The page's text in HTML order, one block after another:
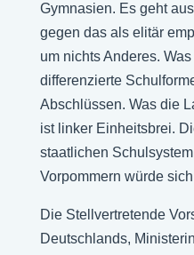
Gymnasien. Es geht
gegen das als elitär
um nichts Anderes.
differenzierte
Abschlüssen. Was die
ist linker Einheitsbrei.
staatlichen
Vorpommern würde
Die Stellvertretende
Deutschlands,